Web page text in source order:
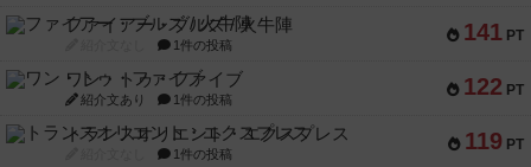
141 PT
ファイアー・ブルズ / 火牛陣
1件の投稿
122 PT
ワン・トゥ・ファイブ
紹介文あり 1件の投稿
119 PT
トランスオリエント・エクスプレス
1件の投稿